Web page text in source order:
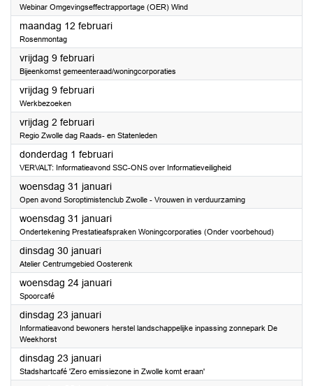
Webinar Omgevingseffectrapportage (OER) Wind
maandag 12 februari2024
Rosenmontag
vrijdag 9 februari2024
Bijeenkomst gemeenteraad/woningcorporaties
vrijdag 9 februari2024
Werkbezoeken
vrijdag 2 februari2024
Regio Zwolle dag Raads- en Statenleden
donderdag 1 februari2024
VERVALT: Informatieavond SSC-ONS over Informatieveiligheid
woensdag 31 januari2024
Open avond Soroptimistenclub Zwolle - Vrouwen in verduurzaming
woensdag 31 januari2024
Ondertekening Prestatieafspraken Woningcorporaties (Onder voorbehoud)
dinsdag 30 januari2024
Atelier Centrumgebied Oosterenk
woensdag 24 januari2024
Spoorcafé
dinsdag 23 januari2024
Informatieavond bewoners herstel landschappelijke inpassing zonnepark De
Weekhorst
dinsdag 23 januari2024
Stadshartcafé 'Zero emissiezone in Zwolle komt eraan'